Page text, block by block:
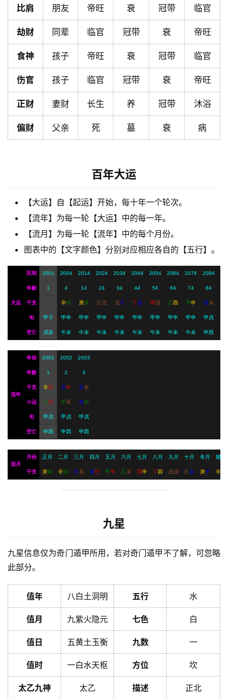
历
占
卜
命
理
A
登录 注册
比肩 朋友 帝旺 衰 冠带 临官
劫财 同辈 临官 冠带 衰 帝旺
食神 孩子 帝旺 衰 冠带 临官
伤官 孩子 临官 冠带 衰 帝旺
正财 妻财 长生 养 冠带 沐浴
偏财 父亲 死 墓 衰 病
百年大运
【大运】自【起运】开始，每十年一个轮次。
【流年】为每一轮【大运】中的每一年。
【流月】为每一轮【流年】中的每个月份。
图表中的【文字颜色】分别对应相应各自的【五行】。
大运
区间 2001 2004 2014 2024 2034 2044 2054 2064 2074 2084
年龄 1 4 14 24 34 44 54 64 74 84
干支 辛卯 庚寅 己丑 戊子 丁亥 丙戌 乙酉 甲申 癸未
旬 甲子 甲申 甲申 甲申 甲申 甲申 甲申 甲申 甲申 甲戌
空亡 戌亥 午未 午未 午未 午未 午未 午未 午未 午未 申酉
流年
年份 2001 2002 2003
年龄 1 2 3
干支 辛巳 壬午 癸未
小运 乙巳 甲 辰 癸卯
旬 甲戌 甲戌 甲戌
空亡 申酉 申酉 申酉
流月
月份 正月 二月 三月 四月 五月 六月 七月 八月 九月 十月 冬月 腊月
干支 庚寅 辛卯 壬辰 癸巳 甲午 乙未 丙申 丁酉 戊戌 己亥 庚子 辛
九星
九星信息仅为奇门遁甲所用，若对奇门遁甲不了解，可忽略
此部分。
值年 八白土洞明 五行 水
值月 九紫火隐元 七色 白
值日 五黄土玉衡 九数 一
值时 一白水天枢 方位 坎
太乙九神 太乙 描述 正北